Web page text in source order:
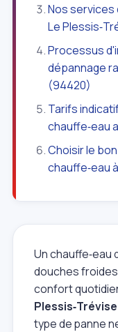
Nos services
Le
Processus
dépannage
(94420)
Tarifs
chauffe‑eau
Choisir le
chauffe‑eau
Un chauffe‑eau
douches
confort
type de panne